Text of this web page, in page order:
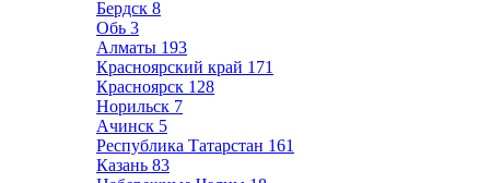
Бердск 8
Обь 3
Алматы 193
Красноярский край 171
Красноярск 128
Норильск 7
Ачинск 5
Республика Татарстан 161
Казань 83